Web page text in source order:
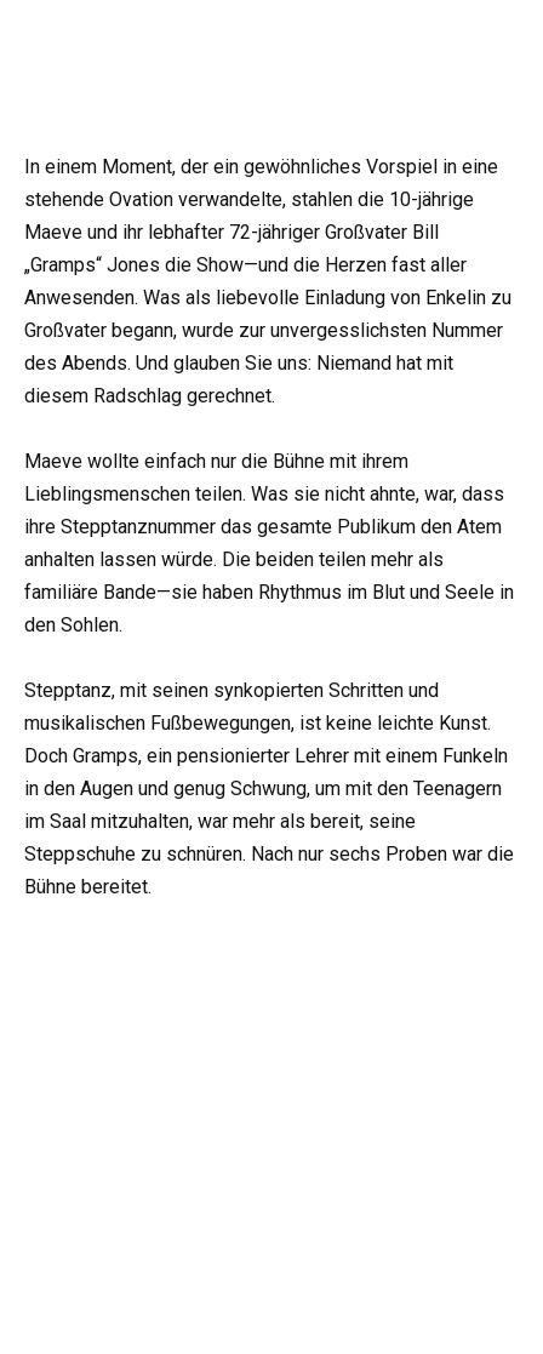
In einem Moment, der ein gewöhnliches Vorspiel in eine
stehende Ovation verwandelte, stahlen die 10-jährige
Maeve und ihr lebhafter 72-jähriger Großvater Bill
„Gramps“ Jones die Show—und die Herzen fast aller
Anwesenden. Was als liebevolle Einladung von Enkelin zu
Großvater begann, wurde zur unvergesslichsten Nummer
des Abends. Und glauben Sie uns: Niemand hat mit
diesem Radschlag gerechnet.
Maeve wollte einfach nur die Bühne mit ihrem
Lieblingsmenschen teilen. Was sie nicht ahnte, war, dass
ihre Stepptanznummer das gesamte Publikum den Atem
anhalten lassen würde. Die beiden teilen mehr als
familiäre Bande—sie haben Rhythmus im Blut und Seele in
den Sohlen.
Stepptanz, mit seinen synkopierten Schritten und
musikalischen Fußbewegungen, ist keine leichte Kunst.
Doch Gramps, ein pensionierter Lehrer mit einem Funkeln
in den Augen und genug Schwung, um mit den Teenagern
im Saal mitzuhalten, war mehr als bereit, seine
Steppschuhe zu schnüren. Nach nur sechs Proben war die
Bühne bereitet.